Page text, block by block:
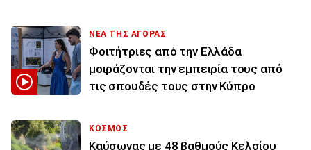
ΝΕΑ ΤΗΣ ΑΓΟΡΑΣ
Φοιτήτριες από την Ελλάδα
μοιράζονται την εμπειρία τους από
τις σπουδές τους στην Κύπρο
ΚΟΣΜΟΣ
Καύσωνας με 48 βαθμούς Κελσίου